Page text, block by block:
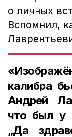
о личных
Вспомнил,
калибра
Андрей
что был у
„Да